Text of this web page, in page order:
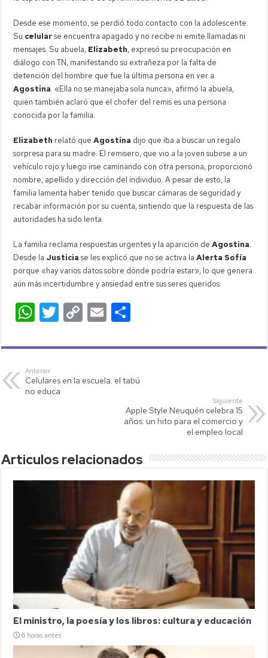
Desde ese momento, se perdió todo contacto con la adolescente.
Su celularse encuentra apagado y no recibe ni emite llamadas ni
mensajes. Su abuela, Elizabeth, expresó su preocupación en
diálogo con TN, manifestando su extrañeza por la falta de
detención del hombre que fue la última persona en ver a
Agostina. «Ella no se manejaba sola nunca», afirmó la abuela,
quien también aclaró que el chofer del remis es una persona
conocida por la familia.
Elizabeth relató queAgostina dijo que iba a buscar un regalo
sorpresa para su madre. El remisero, que vio a la joven subirse a un
vehículo rojo y luego irse caminando con otra persona, proporcionó
nombre, apellido y dirección del individuo. A pesar de esto, la
familia lamenta haber tenido que buscar cámaras de seguridad y
recabar información por su cuenta, sintiendo que la respuesta de las
autoridades ha sido lenta.
La familia reclama respuestas urgentes y la aparición deAgostina.
Desde la Justicia se les explicó que no se activa laAlerta Sofía
porque «hay varios datos sobre dónde podría estar», lo que genera
aún más incertidumbre y ansiedad entre sus seres queridos.
W
at
s
A
T
tt
C
p
Li
E
ail m
ar
tir
Anterior
Celulares en la escuela: el tabú
no educa
Siguiente
Apple Style Neuquén celebra 15
años: un hito para el comercio y
el empleo local
Articulos relacionados
El ministro, la poesía y los libros: cultura y educación
6 horas antes